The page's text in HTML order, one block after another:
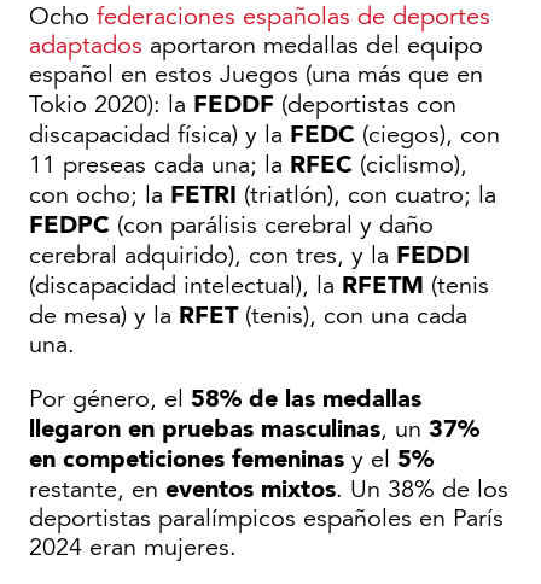
Ocho federaciones españolas de deportes
adaptados aportaron medallas del equipo
español en estos Juegos (una más que en
Tokio 2020): la FEDDF (deportistas con
discapacidad física) y la FEDC (ciegos), con
11 preseas cada una; la RFEC (ciclismo),
con ocho; la FETRI (triatlón), con cuatro; la
FEDPC (con parálisis cerebral y daño
cerebral adquirido), con tres, y la FEDDI
(discapacidad intelectual), la RFETM (tenis
de mesa) y la RFET (tenis), con una cada
una.
Por género, el 58% de las medallas
llegaron en pruebas masculinas, un 37%
en competiciones femeninas y el 5%
restante, en eventos mixtos. Un 38% de los
deportistas paralímpicos españoles en París
2024 eran mujeres.